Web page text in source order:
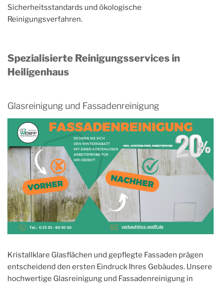
Sicherheitsstandards und ökologische
Reinigungsverfahren.
Spezialisierte Reinigungsservices in
Heiligenhaus
Glasreinigung und Fassadenreinigung
Kristallklare Glasflächen und gepflegte Fassaden prägen
entscheidend den ersten Eindruck Ihres Gebäudes. Unsere
hochwertige Glasreinigung und Fassadenreinigung in